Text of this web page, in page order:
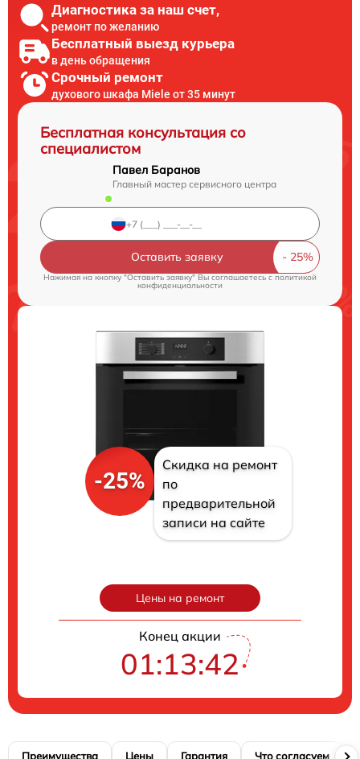
Диагностика за наш счет,
ремонт по желанию
Бесплатный выезд курьера
в день обращения
Срочный ремонт
духового шкафа Miele от 35 минут
Бесплатная консультация со
специалистом
Павел Баранов
Главный мастер сервисного центра
Оставить заявку
Нажимая на кнопку "Оставить заявку" Вы соглашаетесь cполитикой
конфиденциальности
-25%
Скидка на ремонт
по
предварительной
записи на сайте
Цены на ремонт
Конец акции
01:13:41
Преимущества Цены Гарантия Что согласуем